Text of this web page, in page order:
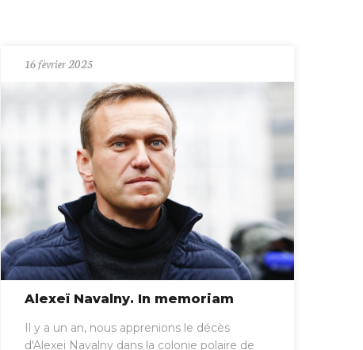
16 février 2025
Alexeï Navalny. In memoriam
Il y a un an, nous apprenions le décès
d'Alexei Navalny dans la colonie polaire de